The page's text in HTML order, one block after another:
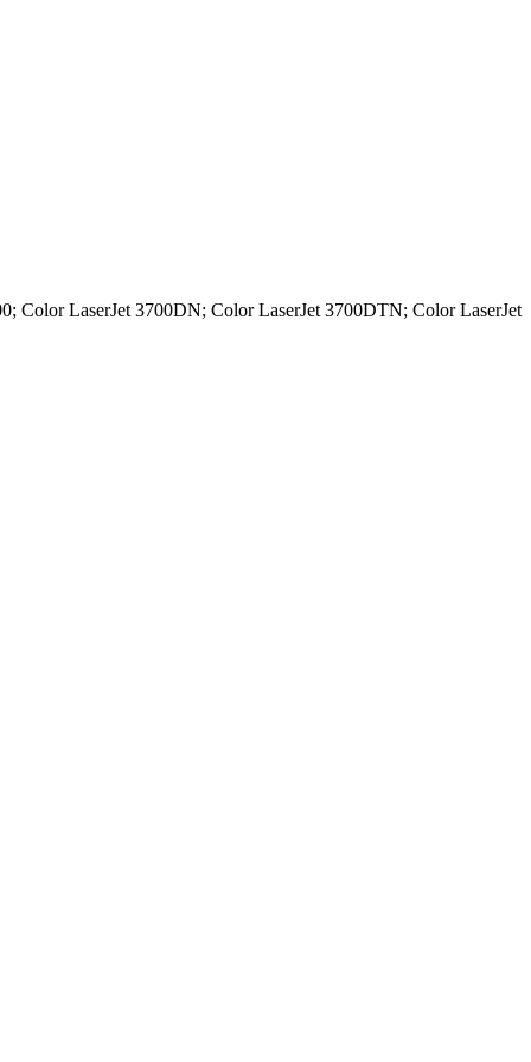
Color LaserJet 3700DN; Color LaserJet 3700DTN; Color LaserJet